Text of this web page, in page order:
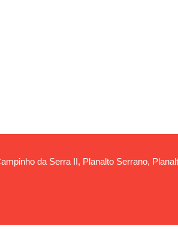
da Serra II, Planalto Serrano,